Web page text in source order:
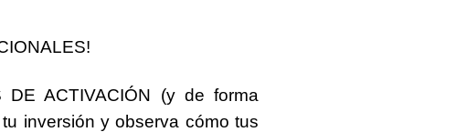
DE ACTIVACIÓN (y de forma
tu inversión y observa cómo tus